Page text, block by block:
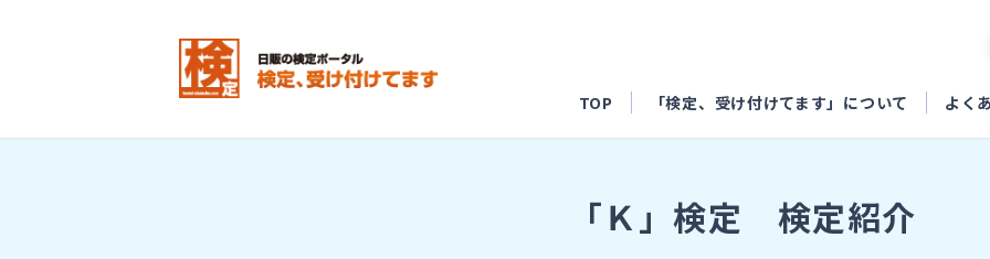
TOP 「検定、受け付けてます」について よく
「Ｋ」検定 検定紹介